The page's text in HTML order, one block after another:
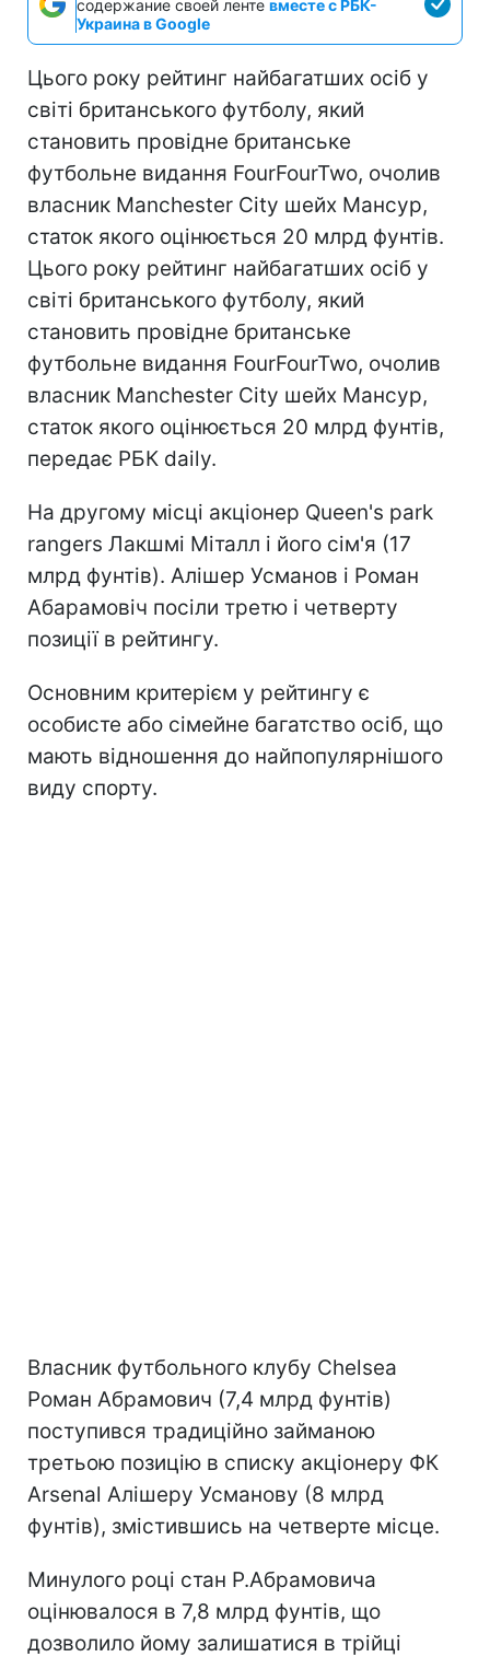
содержание своей ленте вместе с РБК-
Украина в Google
Цього року рейтинг найбагатших осіб у
світі британського футболу, який
становить провідне британське
футбольне видання FourFourTwo, очолив
власник Manchester City шейх Мансур,
статок якого оцінюється 20 млрд фунтів.
Цього року рейтинг найбагатших осіб у
світі британського футболу, який
становить провідне британське
футбольне видання FourFourTwo, очолив
власник Manchester City шейх Мансур,
статок якого оцінюється 20 млрд фунтів,
передає РБК daily.
На другому місці акціонер Queen's park
rangers Лакшмі Міталл і його сім'я (17
млрд фунтів). Алішер Усманов і Роман
Абарамовіч посіли третю і четверту
позиції в рейтингу.
Основним критерієм у рейтингу є
особисте або сімейне багатство осіб, що
мають відношення до найпопулярнішого
виду спорту.
Власник футбольного клубу Chelsea
Роман Абрамович (7,4 млрд фунтів)
поступився традиційно займаною
третьою позицію в списку акціонеру ФК
Arsenal Алішеру Усманову (8 млрд
фунтів), змістившись на четверте місце.
Минулого році стан Р.Абрамовича
оцінювалося в 7,8 млрд фунтів, що
дозволило йому залишатися в трійці